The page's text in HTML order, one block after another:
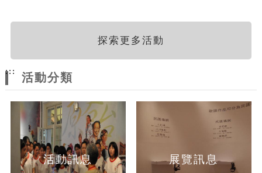
探索更多活動
:::
活動分類
活動訊息 展覽訊息